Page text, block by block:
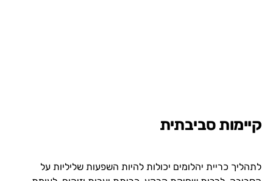
קיימות סביבתית
לתהליך כריית יהלומים יכולות להיות השפעות שליליות על